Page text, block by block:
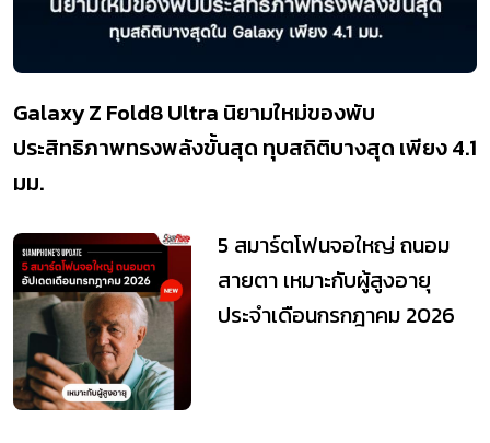
Galaxy Z Fold8 Ultra นิยามใหม่ของพับ
ประสิทธิภาพทรงพลังขั้นสุด ทุบสถิติบางสุด เพียง 4.1
มม.
5 สมาร์ตโฟนจอใหญ่ ถนอม
สายตา เหมาะกับผู้สูงอายุ
ประจำเดือนกรกฎาคม 2026